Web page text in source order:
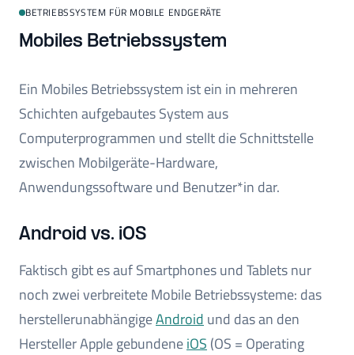
BETRIEBSSYSTEM FÜR MOBILE ENDGERÄTE
Mobiles Betriebssystem
Ein Mobiles Betriebssystem ist ein in mehreren
Schichten aufgebautes System aus
Computerprogrammen und stellt die Schnittstelle
zwischen Mobilgeräte-Hardware,
Anwendungssoftware und Benutzer*in dar.
Android vs. iOS
Faktisch gibt es auf Smartphones und Tablets nur
noch zwei verbreitete Mobile Betriebssysteme: das
herstellerunabhängigeAndroid und das an den
Hersteller Apple gebundeneiOS (OS = Operating